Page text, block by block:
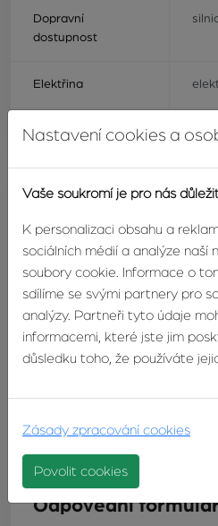
Dopravní
dostupnost
Elektřina
Zobrazit více informací
Mgr.
realitní
E-MAIL:
DETAIL
Odpovědní
Nastavení cookies a
Vaše soukromí je pro nás
K personalizaci obsahu a
sociálních médií a analýze naší
soubory cookie. Informace o
sdílíme se svými partnery pro
analýzy. Partneři tyto údaje
informacemi, které jste jim
důsledku toho, že používáte
Zásady zpracování cookies
Povolit cookies